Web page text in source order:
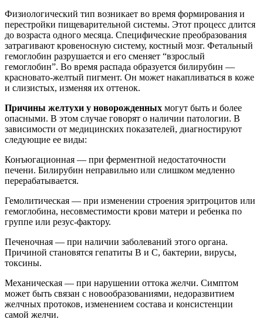
Физиологический тип возникает во время формирования и
перестройки пищеварительной системы. Этот процесс длится
до возраста одного месяца. Специфические преобразования
затрагивают кровеносную систему, костный мозг. Фетальный
гемоглобин разрушается и его сменяет “взрослый
гемоглобин”. Во время распада образуется билирубин —
красновато-желтый пигмент. Он может накапливаться в коже
и слизистых, изменяя их оттенок.
Причины желтухи у новорожденных могут быть и более
опасными. В этом случае говорят о наличии патологии. В
зависимости от медицинских показателей, диагностируют
следующие ее виды:
Конъюгационная — при ферментной недостаточности
печени. Билирубин неправильно или слишком медленно
перерабатывается.
Гемолитическая — при изменении строения эритроцитов или
гемоглобина, несовместимости крови матери и ребенка по
группе или резус-фактору.
Печеночная — при наличии заболеваний этого органа.
Причиной становятся гепатиты В и С, бактерии, вирусы,
токсины.
Механическая — при нарушении оттока желчи. Симптом
может быть связан с новообразованиями, недоразвитием
желчных протоков, изменением состава и консистенции
самой желчи.